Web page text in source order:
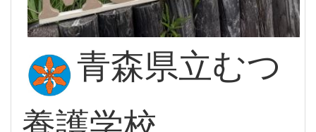
青森県立むつ